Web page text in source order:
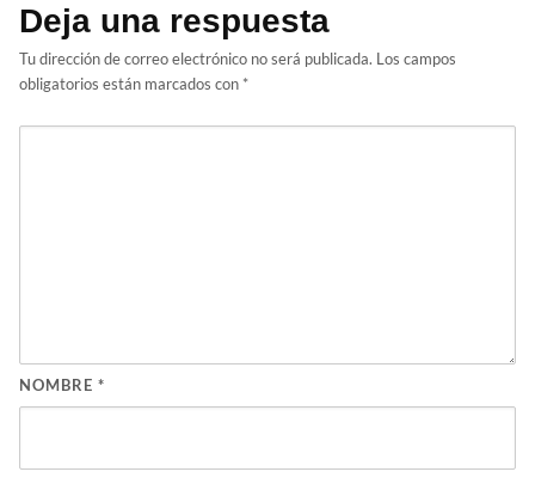
Deja una respuesta
Tu dirección de correo electrónico no será publicada. Los campos
obligatorios están marcados con *
NOMBRE *